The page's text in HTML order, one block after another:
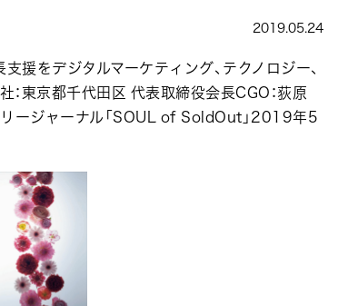
2019.05.24
援をデジタルマーケティング、テクノロジー、
東京都千代田区 代表取締役会長CGO：荻原
リージャーナル「SOUL of SoldOut」2019年5